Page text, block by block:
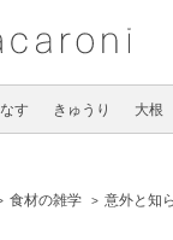
なす きゅうり 大根
食材の雑学 意外と知